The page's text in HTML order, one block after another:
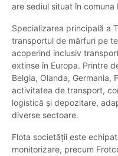
are sediul situat în comuna
Specializarea principală a
transportul de mărfuri pe
acoperind inclusiv
extinse în Europa. Printre
Belgia, Olanda, Germania,
activitatea de transport,
logistică și depozitare,
diverse sectoare.
Flota societății este
monitorizare, precum